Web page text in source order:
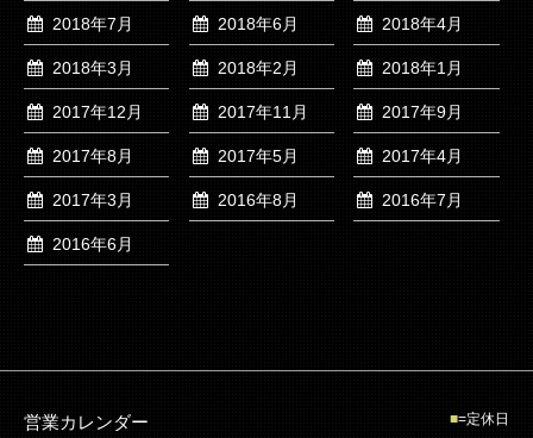
2018年7月 2018年6月 2018年4月
2018年3月 2018年2月 2018年1月
2017年12月 2017年11月 2017年9月
2017年8月 2017年5月 2017年4月
2017年3月 2016年8月 2016年7月
2016年6月
営業カレンダー =定休日